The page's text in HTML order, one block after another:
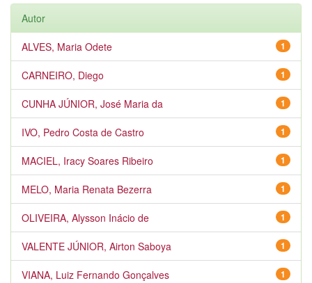
Autor
1
ALVES, Maria Odete
1
CARNEIRO, Diego
1
CUNHA JÚNIOR, José Maria da
1
IVO, Pedro Costa de Castro
1
MACIEL, Iracy Soares Ribeiro
1
MELO, Maria Renata Bezerra
1
OLIVEIRA, Alysson Inácio de
1
VALENTE JÚNIOR, Airton Saboya
1
VIANA, Luiz Fernando Gonçalves